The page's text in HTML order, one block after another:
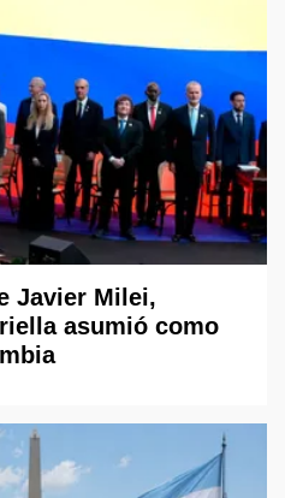
Javier Milei,
asumió como